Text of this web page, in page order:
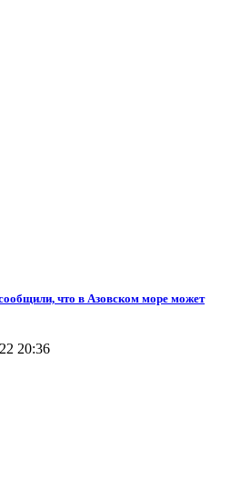
что в Азовском море может
20:36